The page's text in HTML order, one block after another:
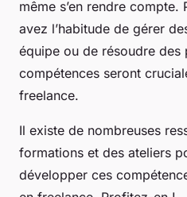
même s’en rendre
avez l’habitude de gérer
équipe ou de résoudre des
compétences seront
freelance.
Il existe de nombreuses
formations et des ateliers
développer ces